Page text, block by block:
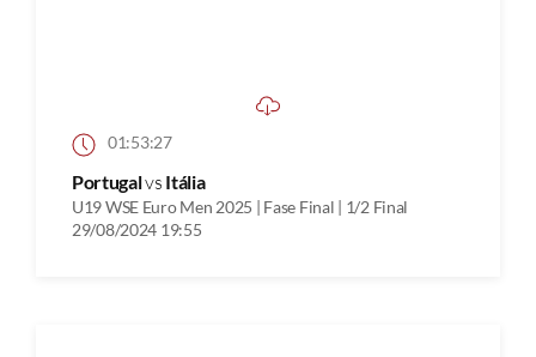
01:53:27
Portugalvs Itália
U19 WSE Euro Men 2025 | Fase Final | 1/2 Final
29/08/2024 19:55